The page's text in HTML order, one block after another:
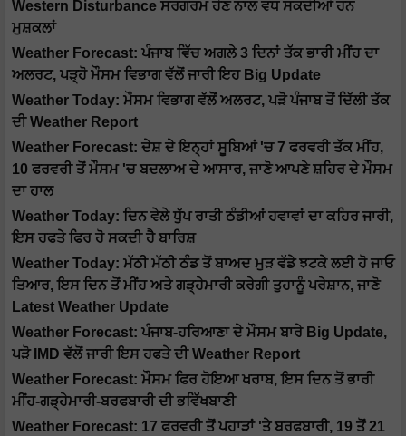
Western Disturbance ਸਰਗਰਮ ਹੋਣ ਨਾਲ ਵਧ ਸਕਦੀਆਂ ਹਨ
ਮੁਸ਼ਕਲਾਂ
Weather Forecast: ਪੰਜਾਬ ਵਿੱਚ ਅਗਲੇ 3 ਦਿਨਾਂ ਤੱਕ ਭਾਰੀ ਮੀਂਹ ਦਾ
ਅਲਰਟ, ਪੜ੍ਹੋ ਮੌਸਮ ਵਿਭਾਗ ਵੱਲੋਂ ਜਾਰੀ ਇਹ Big Update
Weather Today: ਮੌਸਮ ਵਿਭਾਗ ਵੱਲੋਂ ਅਲਰਟ, ਪੜੋ ਪੰਜਾਬ ਤੋਂ ਦਿੱਲੀ ਤੱਕ
ਦੀ Weather Report
Weather Forecast: ਦੇਸ਼ ਦੇ ਇਨ੍ਹਾਂ ਸੂਬਿਆਂ 'ਚ 7 ਫਰਵਰੀ ਤੱਕ ਮੀਂਹ,
10 ਫਰਵਰੀ ਤੋਂ ਮੌਸਮ 'ਚ ਬਦਲਾਅ ਦੇ ਆਸਾਰ, ਜਾਣੋ ਆਪਣੇ ਸ਼ਹਿਰ ਦੇ ਮੌਸਮ
ਦਾ ਹਾਲ
Weather Today: ਦਿਨ ਵੇਲੇ ਧੁੱਪ ਰਾਤੀ ਠੰਡੀਆਂ ਹਵਾਵਾਂ ਦਾ ਕਹਿਰ ਜਾਰੀ,
ਇਸ ਹਫਤੇ ਫਿਰ ਹੋ ਸਕਦੀ ਹੈ ਬਾਰਿਸ਼
Weather Today: ਮੱਠੀ ਮੱਠੀ ਠੰਡ ਤੋਂ ਬਾਅਦ ਮੁੜ ਵੱਡੇ ਝਟਕੇ ਲਈ ਹੋ ਜਾਓ
ਤਿਆਰ, ਇਸ ਦਿਨ ਤੋਂ ਮੀਂਹ ਅਤੇ ਗੜ੍ਹੇਮਾਰੀ ਕਰੇਗੀ ਤੁਹਾਨੂੰ ਪਰੇਸ਼ਾਨ, ਜਾਣੋ
Latest Weather Update
Weather Forecast: ਪੰਜਾਬ-ਹਰਿਆਣਾ ਦੇ ਮੌਸਮ ਬਾਰੇ Big Update,
ਪੜੋ IMD ਵੱਲੋਂ ਜਾਰੀ ਇਸ ਹਫਤੇ ਦੀ Weather Report
Weather Forecast: ਮੌਸਮ ਫਿਰ ਹੋਇਆ ਖਰਾਬ, ਇਸ ਦਿਨ ਤੋਂ ਭਾਰੀ
ਮੀਂਹ-ਗੜ੍ਹੇਮਾਰੀ-ਬਰਫਬਾਰੀ ਦੀ ਭਵਿੱਖਬਾਣੀ
Weather Forecast: 17 ਫਰਵਰੀ ਤੋਂ ਪਹਾੜਾਂ 'ਤੇ ਬਰਫਬਾਰੀ, 19 ਤੋਂ 21